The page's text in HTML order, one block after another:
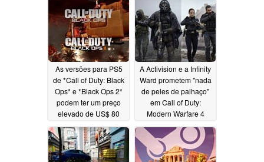
uma nova atualização
07/04/2026
de Verão do Steam
07/02/2026
As versões para PS5
de *Call of Duty: Black
Ops* e *Black Ops 2*
podem ter um preço
elevado de US$ 80
06/22/2026
A Activision e a Infinity
Ward prometem "nada
de peles de palhaço"
em Call of Duty:
Modern Warfare 4
06/02/2026